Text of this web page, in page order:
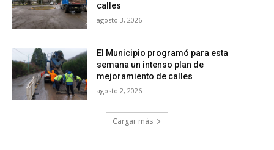
calles
agosto 3, 2026
El Municipio programó para esta
semana un intenso plan de
mejoramiento de calles
agosto 2, 2026
Cargar más